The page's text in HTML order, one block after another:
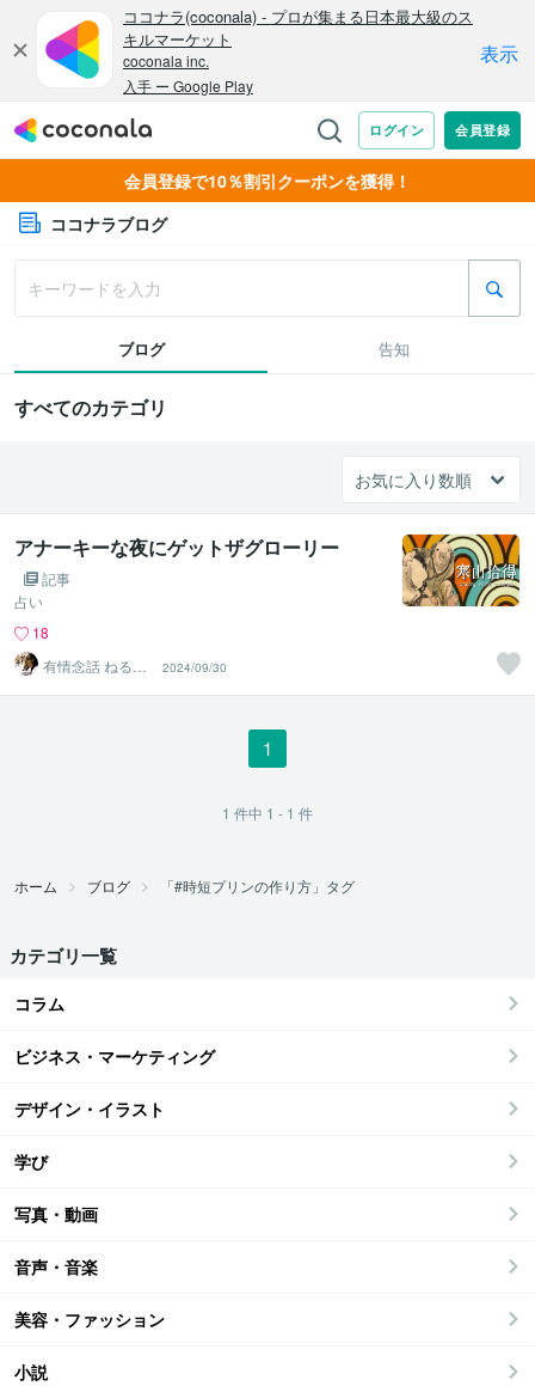
会員登録で10％割引クーポンを獲得！
ココナラブログ
ブログ 告知
すべてのカテゴリ
アナーキーな夜にゲットザグローリー
記事
占い
18
有情念話 ねる
ふ ﾋﾋﾞｷﾏﾉｽﾍﾞｼ
2024/09/30
1
1 件中 1 - 1 件
ホーム ブログ 「#時短プリンの作り方」タグ
カテゴリ一覧
コラム
ビジネス・マーケティング
デザイン・イラスト
学び
写真・動画
音声・音楽
美容・ファッション
小説